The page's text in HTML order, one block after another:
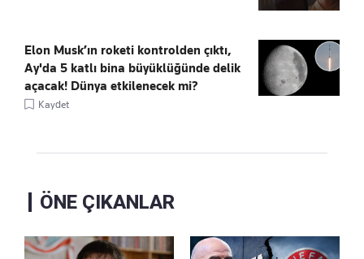
Elon Musk’ın roketi kontrolden çıktı,
Ay'da 5 katlı bina büyüklüğünde delik
açacak! Dünya etkilenecek mi?
Kaydet
ÖNE ÇIKANLAR